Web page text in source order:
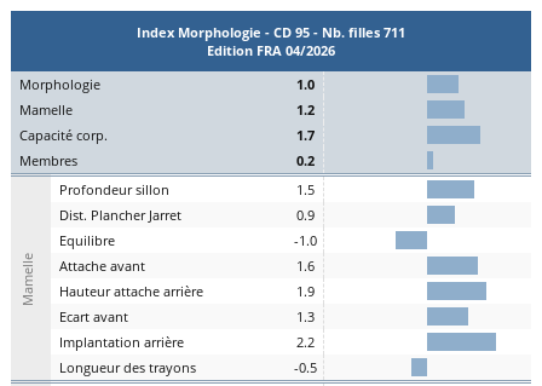
Index Morphologie - CD 95 - Nb. filles 711
Edition FRA 04/2026
Morphologie
1.0
Mamelle
1.2
Capacité corp.
1.7
Membres 0.2
Mamelle
Profondeursillon
1.5
Dist. Plancher Jarret
0.9
Equilibre
-1.0
Attache avant
1.6
Hauteurattache arrière
1.9
Ecart avant
1.3
Implantation arrière
2.2
Longueur des trayons -0.5